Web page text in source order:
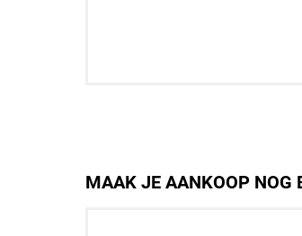
MAAK JE AANKOOP NOG